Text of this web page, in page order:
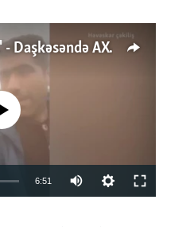
'Məni təpiklədilər ki...' - Daşkəsəndə AXCP fəalının yaxınları onun həbsinə etiraz edirlər
currently available
6:51